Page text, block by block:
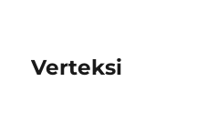
Verteksi